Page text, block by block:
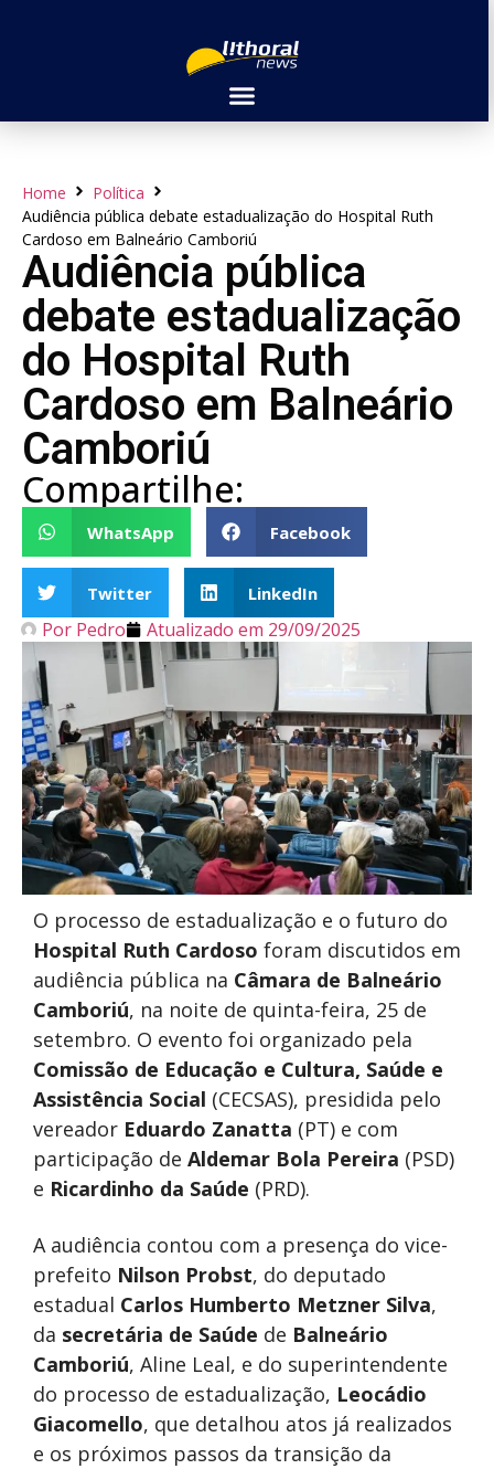
Home
Política
Audiência pública debate estadualização do Hospital Ruth
Cardoso em Balneário Camboriú
Audiência pública
debate estadualização
do Hospital Ruth
Cardoso em Balneário
Camboriú
Compartilhe:
WhatsApp Facebook
Twitter LinkedIn
Por Pedro Atualizado em 29/09/2025
O processo de estadualização e o futuro do
Hospital Ruth Cardoso foram discutidos em
audiência pública na Câmara de Balneário
Camboriú, na noite de quinta-feira, 25 de
setembro. O evento foi organizado pela
Comissão de Educação e Cultura, Saúde e
Assistência Social (CECSAS), presidida pelo
vereador Eduardo Zanatta (PT) e com
participação de Aldemar Bola Pereira (PSD)
e Ricardinho da Saúde (PRD).
A audiência contou com a presença do vice-
prefeito Nilson Probst, do deputado
estadual Carlos Humberto Metzner Silva,
da secretária de Saúde de Balneário
Camboriú, Aline Leal, e do superintendente
do processo de estadualização, Leocádio
Giacomello, que detalhou atos já realizados
e os próximos passos da transição da